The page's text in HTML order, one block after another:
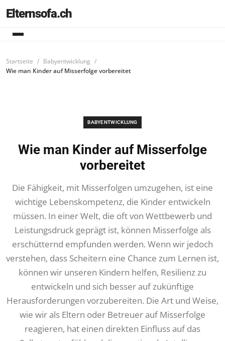
Elternsofa.ch
Startseite
Babyentwicklung
Wie man Kinder auf Misserfolge vorbereitet
BABYENTWICKLUNG
Wie man Kinder auf Misserfolge
vorbereitet
Die Fähigkeit, mit Misserfolgen umzugehen, ist eine
wichtige Lebenskompetenz, die Kinder entwickeln
müssen. In einer Welt, die oft von Wettbewerb und
Leistungsdruck geprägt ist, können Misserfolge als
erschütternd empfunden werden. Wenn wir jedoch
verstehen, dass Scheitern eine Chance zum Lernen ist,
können wir unseren Kindern helfen, Resilienz zu
entwickeln und sich besser auf zukünftige
Herausforderungen vorzubereiten. Die Art und Weise,
wie wir als Eltern oder Betreuer auf Misserfolge
reagieren, hat einen direkten Einfluss auf das